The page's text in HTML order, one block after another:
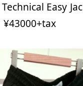
Technical Easy
¥43000+tax